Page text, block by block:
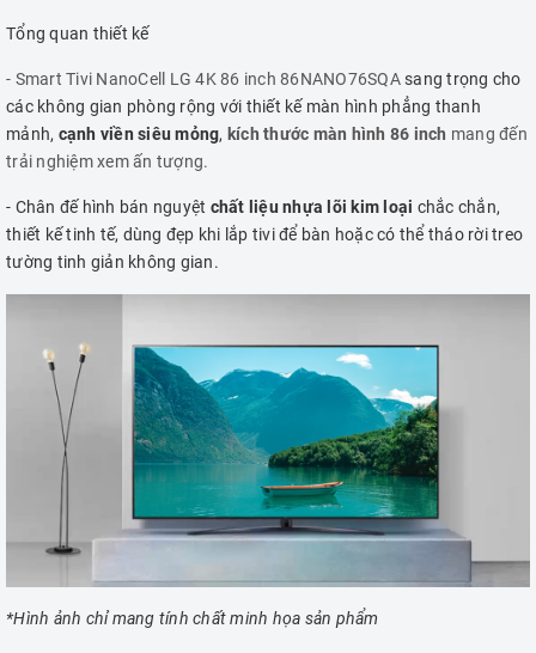
Tổng quan thiết kế
- Smart Tivi NanoCell LG 4K 86 inch 86NANO76SQAsang trọng cho
các không gian phòng rộng với thiết kế màn hình phẳng thanh
mảnh, cạnh viền siêu mỏng, kích thước màn hình 86 inch mang đến
trải nghiệm xem ấn tượng.
- Chân đế hình bán nguyệt chất liệu nhựa lõi kim loại chắc chắn,
thiết kế tinh tế, dùng đẹp khi lắp tivi để bàn hoặc có thể tháo rời treo
tường tinh giản không gian.
*Hình ảnh chỉ mang tính chất minh họa sản phẩm